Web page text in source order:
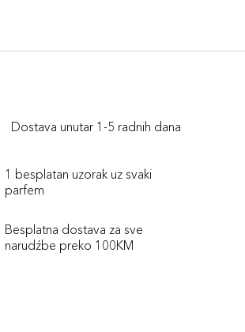
Dostava unutar 1-5 radnih dana
1 besplatan uzorak uz svaki
parfem
Besplatna dostava za sve
narudźbe preko 100KM